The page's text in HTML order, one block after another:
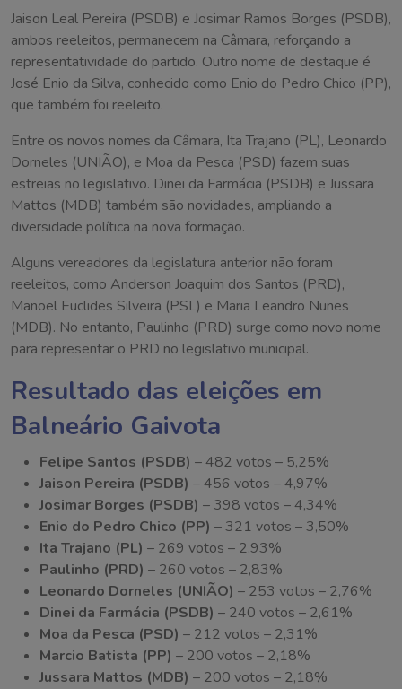
Jaison Leal Pereira (PSDB) e Josimar Ramos Borges (PSDB),
ambos reeleitos, permanecem na Câmara, reforçando a
representatividade do partido. Outro nome de destaque é
José Enio da Silva, conhecido como Enio do Pedro Chico (PP),
que também foi reeleito.
Entre os novos nomes da Câmara, Ita Trajano (PL), Leonardo
Dorneles (UNIÃO), e Moa da Pesca (PSD) fazem suas
estreias no legislativo. Dinei da Farmácia (PSDB) e Jussara
Mattos (MDB) também são novidades, ampliando a
diversidade política na nova formação.
Alguns vereadores da legislatura anterior não foram
reeleitos, como Anderson Joaquim dos Santos (PRD),
Manoel Euclides Silveira (PSL) e Maria Leandro Nunes
(MDB). No entanto, Paulinho (PRD) surge como novo nome
para representar o PRD no legislativo municipal.
Resultado das eleições em
Balneário Gaivota
Felipe Santos (PSDB) – 482 votos – 5,25%
Jaison Pereira (PSDB) – 456 votos – 4,97%
Josimar Borges (PSDB) – 398 votos – 4,34%
Enio do Pedro Chico (PP) – 321 votos – 3,50%
Ita Trajano (PL) – 269 votos – 2,93%
Paulinho (PRD) – 260 votos – 2,83%
Leonardo Dorneles (UNIÃO) – 253 votos – 2,76%
Dinei da Farmácia (PSDB) – 240 votos – 2,61%
Moa da Pesca (PSD) – 212 votos – 2,31%
Marcio Batista (PP) – 200 votos – 2,18%
Jussara Mattos (MDB) – 200 votos – 2,18%